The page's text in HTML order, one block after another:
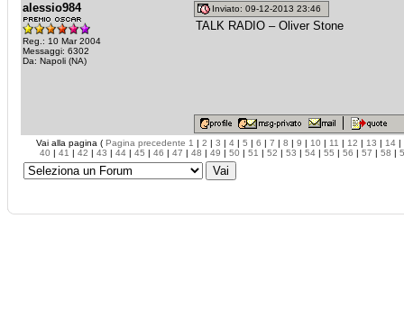
alessio984
Reg.: 10 Mar 2004
Messaggi: 6302
Da: Napoli (NA)
Inviato: 09-12-2013 23:46
TALK RADIO – Oliver Stone
Vai alla pagina ( Pagina precedente 1 | 2 | 3 | 4 | 5 | 6 | 7 | 8 | 9 | 10 | 11 | 12 | 13 | 14 |
40 | 41 | 42 | 43 | 44 | 45 | 46 | 47 | 48 | 49 | 50 | 51 | 52 | 53 | 54 | 55 | 56 | 57 | 58 |